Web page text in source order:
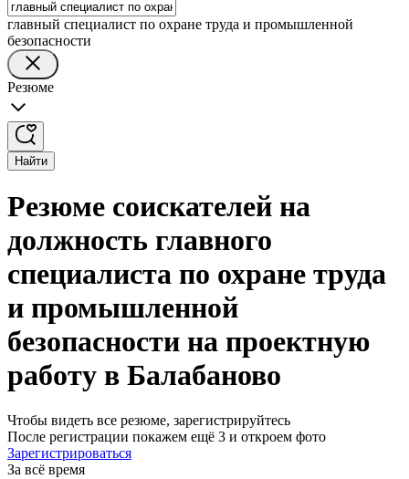
главный специалист по охране труда и промышленной
безопасности
Резюме
Найти
Резюме соискателей на
должность главного
специалиста по охране труда
и промышленной
безопасности на проектную
работу в Балабаново
Чтобы видеть все резюме, зарегистрируйтесь
После регистрации покажем ещё 3 и откроем фото
Зарегистрироваться
За всё время